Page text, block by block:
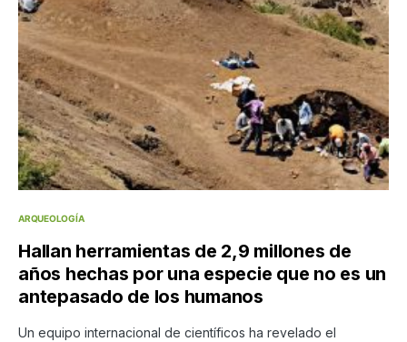
ARQUEOLOGÍA
Hallan herramientas de 2,9 millones de
años hechas por una especie que no es un
antepasado de los humanos
Un equipo internacional de científicos ha revelado el